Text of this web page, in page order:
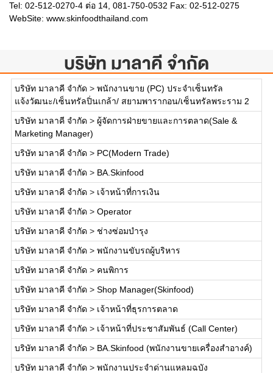
Tel: 02-512-0270-4 ต่อ 14, 081-750-0532 Fax: 02-512-0275
WebSite: www.skinfoodthailand.com
บริษัท มาลาคี จำกัด
บริษัท มาลาคี จำกัด > พนักงานขาย (PC) ประจำเซ็นทรัล
แจ้งวัฒนะ/เซ็นทรัลปิ่นเกล้า/ สยามพารากอน/เซ็นทรัลพระราม 2
บริษัท มาลาคี จำกัด > ผู้จัดการฝ่ายขายและการตลาด(Sale &
Marketing Manager)
บริษัท มาลาคี จำกัด > PC(Modern Trade)
บริษัท มาลาคี จำกัด > BA.Skinfood
บริษัท มาลาคี จำกัด > เจ้าหน้าที่การเงิน
บริษัท มาลาคี จำกัด > Operator
บริษัท มาลาคี จำกัด > ช่างซ่อมบำรุง
บริษัท มาลาคี จำกัด > พนักงานขับรถผู้บริหาร
บริษัท มาลาคี จำกัด > คนพิการ
บริษัท มาลาคี จำกัด > Shop Manager(Skinfood)
บริษัท มาลาคี จำกัด > เจ้าหน้าที่ธุรการตลาด
บริษัท มาลาคี จำกัด > เจ้าหน้าที่ประชาสัมพันธ์ (Call Center)
บริษัท มาลาคี จำกัด > BA.Skinfood (พนักงานขายเครื่องสำอางค์)
บริษัท มาลาคี จำกัด > พนักงานประจำด่านแหลมฉบัง